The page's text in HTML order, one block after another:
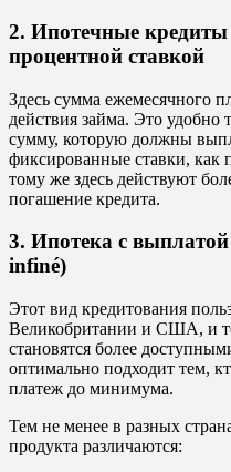
2. Ипотечные
процентной ставкой
Здесь сумма ежемесячного
действия займа. Это удобно
сумму, которую должны
фиксированные ставки,
тому же здесь действуют
погашение кредита.
3. Ипотека с
infiné)
Этот вид кредитования
Великобритании и США, и
становятся более
оптимально подходит тем,
платеж до минимума.
Тем не менее в разных
продукта различаются: